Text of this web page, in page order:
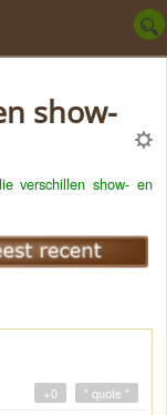
verschillen show- en
" quote "
+0